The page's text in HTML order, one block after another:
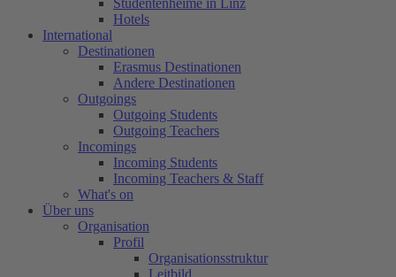
Studentenheime in Linz
Hotels
International
Destinationen
Erasmus Destinationen
Andere Destinationen
Outgoings
Outgoing Students
Outgoing Teachers
Incomings
Incoming Students
Incoming Teachers & Staff
What's on
Über uns
Organisation
Profil
Organisationsstruktur
Leitbild